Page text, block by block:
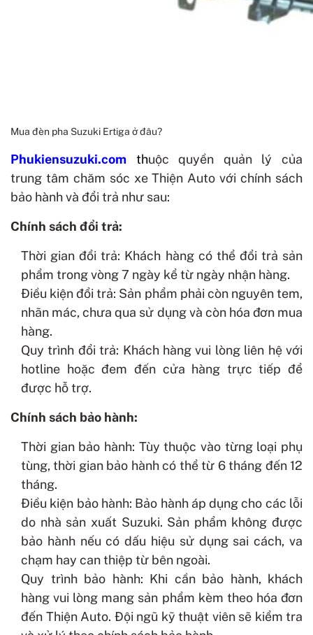
Mua đèn pha Suzuki Ertiga ở đâu?
Phukiensuzuki.com thuộc quyền quản lý của
trung tâm chăm sóc xe Thiện Auto với chính sách
bảo hành và đổi trả như sau:
Chính sách đổi trả:
Thời gian đổi trả: Khách hàng có thể đổi trả sản
phẩm trong vòng 7 ngày kể từ ngày nhận hàng.
Điều kiện đổi trả: Sản phẩm phải còn nguyên tem,
nhãn mác, chưa qua sử dụng và còn hóa đơn mua
hàng.
Quy trình đổi trả: Khách hàng vui lòng liên hệ với
hotline hoặc đem đến cửa hàng trực tiếp để
được hỗ trợ.
Chính sách bảo hành:
Thời gian bảo hành: Tùy thuộc vào từng loại phụ
tùng, thời gian bảo hành có thể từ 6 tháng đến 12
tháng.
Điều kiện bảo hành: Bảo hành áp dụng cho các lỗi
do nhà sản xuất Suzuki. Sản phẩm không được
bảo hành nếu có dấu hiệu sử dụng sai cách, va
chạm hay can thiệp từ bên ngoài.
Quy trình bảo hành: Khi cần bảo hành, khách
hàng vui lòng mang sản phẩm kèm theo hóa đơn
đến Thiện Auto. Đội ngũ kỹ thuật viên sẽ kiểm tra